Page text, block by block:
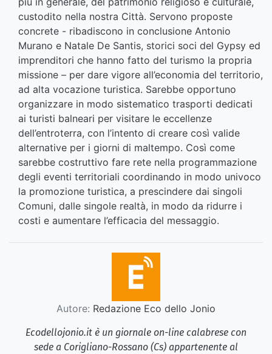
custodito nella nostra Città. Servono proposte
concrete - ribadiscono in conclusione Antonio
Murano e Natale De Santis, storici soci del Gypsy ed
imprenditori che hanno fatto del turismo la propria
missione – per dare vigore all’economia del territorio,
ad alta vocazione turistica. Sarebbe opportuno
organizzare in modo sistematico trasporti dedicati
ai turisti balneari per visitare le eccellenze
dell’entroterra, con l’intento di creare così valide
alternative per i giorni di maltempo. Così come
sarebbe costruttivo fare rete nella programmazione
degli eventi territoriali coordinando in modo univoco
la promozione turistica, a prescindere dai singoli
Comuni, dalle singole realtà, in modo da ridurre i
costi e aumentare l’efficacia del messaggio.
Autore: Redazione Eco dello Jonio
Ecodellojonio.it è un giornale on-line calabrese con
sede a Corigliano-Rossano (Cs) appartenente al